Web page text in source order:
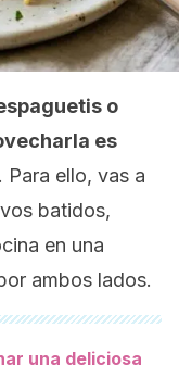
o
es
. Para ello, vas a
batidos,
en una
ambos lados.
una deliciosa